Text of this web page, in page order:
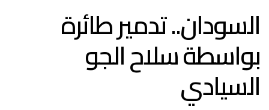
السودان.. تدمير طائرة
بواسطة سلاح الجو
السيادي